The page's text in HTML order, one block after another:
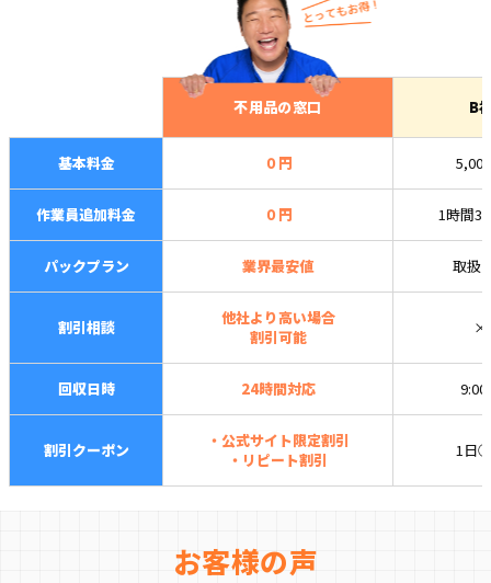
不用品の窓口 B
基本料金 ０円
作業員追加料金 ０円 1時間
パックプラン 業界最安値 取扱
割引相談
他社より高い場合
割引可能
×
回収日時 24時間対応 9:00
割引クーポン
・公式サイト限定割引
・リピート割引
1日
お客様の声